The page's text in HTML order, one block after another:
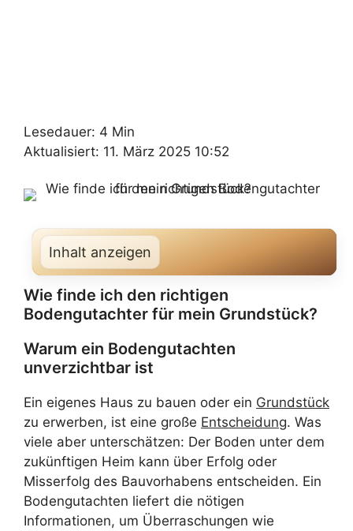
Lesedauer: 4 Min
Aktualisiert: 11. März 2025 10:52
Inhalt anzeigen
Wie finde ich den richtigen
Bodengutachter für mein Grundstück?
Warum ein Bodengutachten
unverzichtbar ist
Ein eigenes Haus zu bauen oder ein Grundstück
zu erwerben, ist eine große Entscheidung. Was
viele aber unterschätzen: Der Boden unter dem
zukünftigen Heim kann über Erfolg oder
Misserfolg des Bauvorhabens entscheiden. Ein
Bodengutachten liefert die nötigen
Informationen, um Überraschungen wie